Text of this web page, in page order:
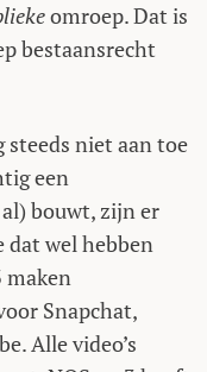
omroep. Dat is
bestaansrecht
steeds niet aan toe
een
bouwt, zijn er
dat wel hebben
maken
Snapchat,
Alle video’s